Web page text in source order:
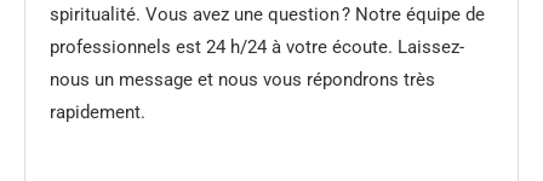
spiritualité. Vous avez une question ? Notre équipe de
professionnels est 24 h/24 à votre écoute. Laissez-
nous un message et nous vous répondrons très
rapidement.